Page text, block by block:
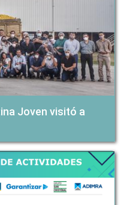
Joven visitó a